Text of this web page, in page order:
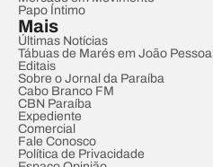
Papo Íntimo
Mais
Últimas Notícias
Tábuas de Marés em João Pessoa
Editais
Sobre o Jornal da Paraíba
Cabo Branco FM
CBN Paraíba
Expediente
Comercial
Fale Conosco
Política de Privacidade